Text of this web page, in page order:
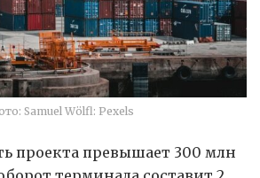
Samuel Wölfl: Pexels
проекта превышает 300 млн